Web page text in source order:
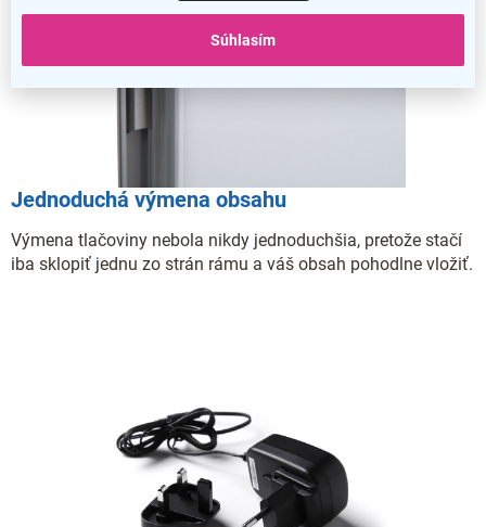
Súhlasím
Jednoduchá výmena obsahu
Výmena tlačoviny nebola nikdy jednoduchšia, pretože stačí
iba sklopiť jednu zo strán rámu a váš obsah pohodlne vložiť.